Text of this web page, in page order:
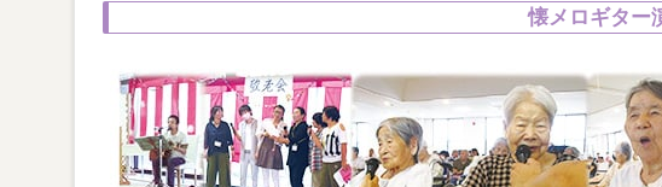
懐メロギター